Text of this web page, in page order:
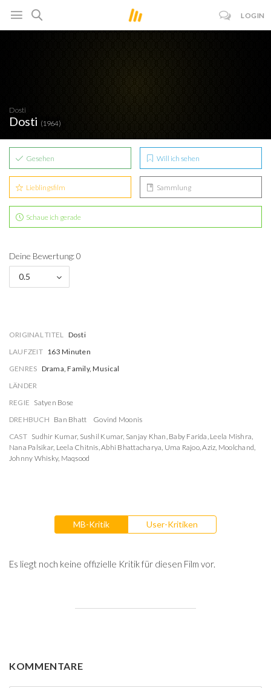
LOGIN
Dosti
Dosti (1964)
Gesehen Will ich sehen
Lieblingsfilm Sammlung
Schaue ich gerade
Deine Bewertung: 0
0.5
ORIGINAL TITEL Dosti
LAUFZEIT 163 Minuten
GENRES Drama, Family, Musical
LÄNDER
REGIE Satyen Bose
DREHBUCH Ban Bhatt
Govind Moonis
CAST Sudhir Kumar, Sushil Kumar, Sanjay Khan, Baby Farida, Leela Mishra,
Nana Palsikar, Leela Chitnis,Abhi Bhattacharya, Uma Rajoo,Aziz, Moolchand,
Johnny Whisky, Maqsood
MB-Kritik User-Kritiken
Es liegt noch keine offizielle Kritik für diesen Film vor.
KOMMENTARE